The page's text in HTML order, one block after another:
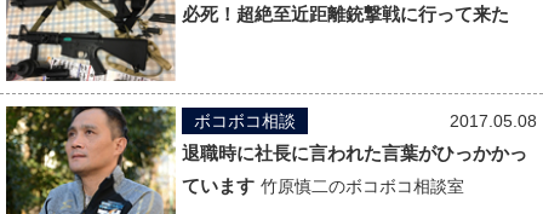
必死！超絶至近距離銃撃戦に行って来た
2017.05.08
ボコボコ相談
退職時に社長に言われた言葉がひっかかっ
ています 竹原慎二のボコボコ相談室